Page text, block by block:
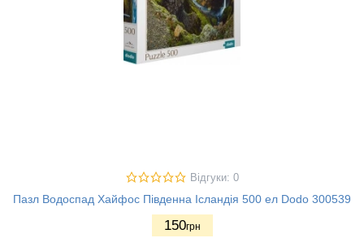
Відгуки: 0
Пазл Водоспад Хайфос Південна Ісландія 500 ел Dodo 300539
150грн